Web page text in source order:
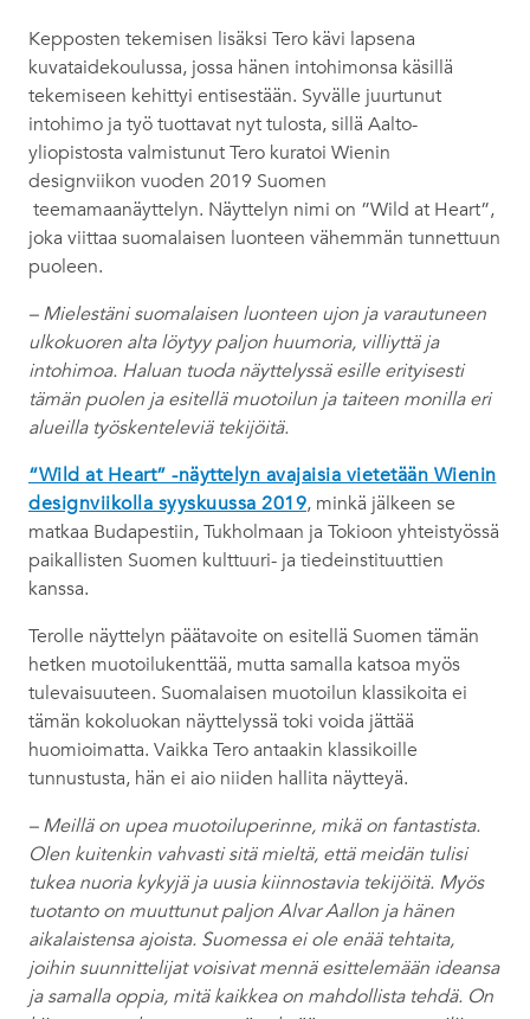
Kepposten tekemisen lisäksi Tero kävi lapsena
kuvataidekoulussa, jossa hänen intohimonsa käsillä
tekemiseen kehittyi entisestään. Syvälle juurtunut
intohimo ja työ tuottavat nyt tulosta, sillä Aalto-
yliopistosta valmistunut Tero kuratoi Wienin
designviikon vuoden 2019 Suomen
teemamaanäyttelyn. Näyttelyn nimi on ”Wild at Heart”,
joka viittaa suomalaisen luonteen vähemmän tunnettuun
puoleen.
– Mielestäni suomalaisen luonteen ujon ja varautuneen
ulkokuoren alta löytyy paljon huumoria, villiyttä ja
intohimoa. Haluan tuoda näyttelyssä esille erityisesti
tämän puolen ja esitellä muotoilun ja taiteen monilla eri
alueilla työskenteleviä tekijöitä.
“Wild at Heart” -näyttelyn avajaisia vietetään Wienin
designviikolla syyskuussa 2019, minkä jälkeen se
matkaa Budapestiin, Tukholmaan ja Tokioon yhteistyössä
paikallisten Suomen kulttuuri- ja tiedeinstituuttien
kanssa.
Terolle näyttelyn päätavoite on esitellä Suomen tämän
hetken muotoilukenttää, mutta samalla katsoa myös
tulevaisuuteen. Suomalaisen muotoilun klassikoita ei
tämän kokoluokan näyttelyssä toki voida jättää
huomioimatta. Vaikka Tero antaakin klassikoille
tunnustusta, hän ei aio niiden hallita näytteyä.
– Meillä on upea muotoiluperinne, mikä on fantastista.
Olen kuitenkin vahvasti sitä mieltä, että meidän tulisi
tukea nuoria kykyjä ja uusia kiinnostavia tekijöitä. Myös
tuotanto on muuttunut paljon Alvar Aallon ja hänen
aikalaistensa ajoista. Suomessa ei ole enää tehtaita,
joihin suunnittelijat voisivat mennä esittelemään ideansa
ja samalla oppia, mitä kaikkea on mahdollista tehdä. On